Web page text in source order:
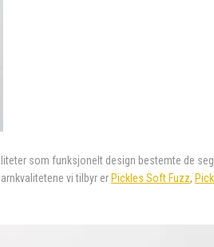
som funksjonelt design bestemte de
vi tilbyr er Pickles Soft Fuzz,